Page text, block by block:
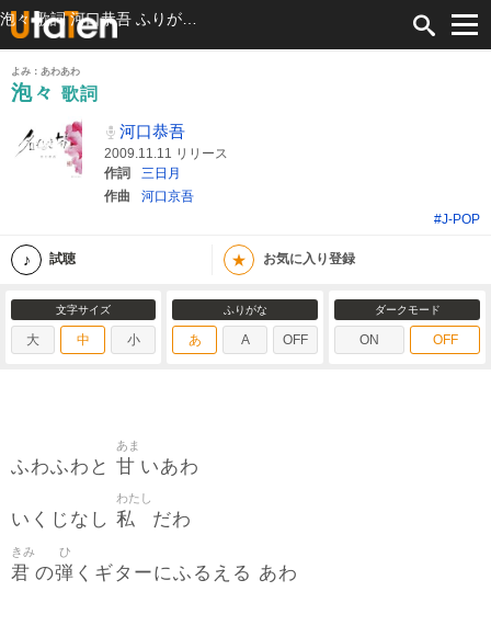
よみ：あわあわ
泡々 歌詞
河口恭吾
2009.11.11 リリース
作詞
三日月
作曲
河口京吾
#J-POP
試聴 ★ お気に入り登録
文字サイズ
大 中 小
ふりがな
あ A OFF
ダークモード
ON OFF
ふわふわと 甘
あま
いあわ
いくじなし 私
わたし
だわ
君
きみ
の弾
ひ
くギターにふるえる あわ